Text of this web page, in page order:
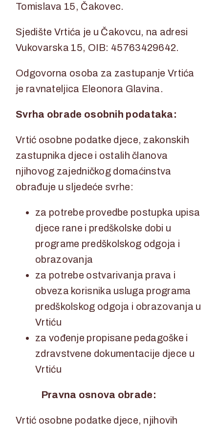
Tomislava 15, Čakovec.
Sjedište Vrtića je u Čakovcu, na adresi
Vukovarska 15, OIB: 45763429642.
Odgovorna osoba za zastupanje Vrtića
je ravnateljica Eleonora Glavina.
Svrha obrade osobnih podataka:
Vrtić osobne podatke djece, zakonskih
zastupnika djece i ostalih članova
njihovog zajedničkog domaćinstva
obrađuje u sljedeće svrhe:
za potrebe provedbe postupka upisa
djece rane i predškolske dobi u
programe predškolskog odgoja i
obrazovanja
za potrebe ostvarivanja prava i
obveza korisnika usluga programa
predškolskog odgoja i obrazovanja u
Vrtiću
za vođenje propisane pedagoške i
zdravstvene dokumentacije djece u
Vrtiću
Pravna osnova obrade:
Vrtić osobne podatke djece, njihovih